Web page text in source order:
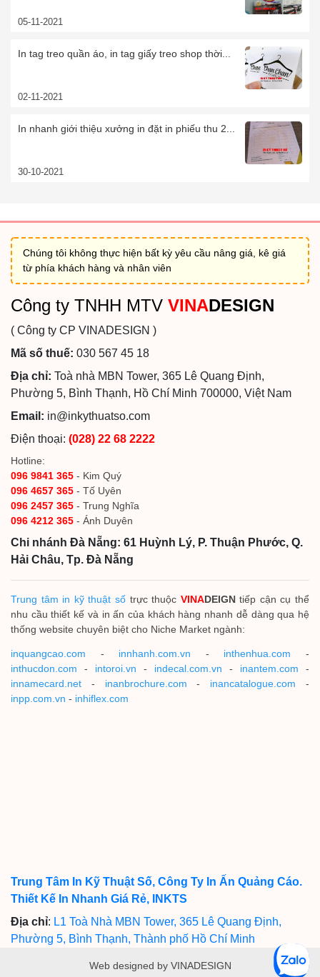
05-11-2021
In tag treo quần áo, in tag giấy treo shop thời...
02-11-2021
In nhanh giới thiệu xưởng in đặt in phiếu thu 2...
30-10-2021
Chúng tôi không thực hiện bất kỳ yêu cầu nâng giá, kê giá
từ phía khách hàng và nhân viên
Công ty TNHH MTV VINADESIGN
( Công ty CP VINADESIGN )
Mã số thuế: 030 567 45 18
Địa chỉ: Toà nhà MBN Tower, 365 Lê Quang Định,
Phường 5, Bình Thạnh, Hồ Chí Minh 700000, Việt Nam
Email: in@inkythuatso.com
Điện thoại: (028) 22 68 2222
Hotline:
096 9841 365 - Kim Quý
096 4657 365 - Tố Uyên
096 2457 365 - Trung Nghĩa
096 4212 365 - Ánh Duyên
Chi nhánh Đà Nẵng: 61 Huỳnh Lý, P. Thuận Phước, Q.
Hải Châu, Tp. Đà Nẵng
Trung tâm in kỹ thuật sốtrực thuộc VINADEIGNtiếp cận cụ thể
nhu cầu thiết kế và in ấn của khách hàng nhanh dễ dàng qua hệ
thống website chuyên biệt cho Niche Market ngành:
inquangcao.com - innhanh.com.vn - inthenhua.com -
inthucdon.com - intoroi.vn - indecal.com.vn - inantem.com -
innamecard.net - inanbrochure.com - inancatalogue.com -
inpp.com.vn - inhiflex.com
Trung Tâm In Kỹ Thuật Số, Công Ty In Ấn Quảng Cáo.
Thiết Kế In Nhanh Giá Rẻ, INKTS
Địa chỉ: L1 Toà Nhà MBN Tower, 365 Lê Quang Định,
Phường 5, Bình Thạnh, Thành phố Hồ Chí Minh
Web designed by VINADESIGN